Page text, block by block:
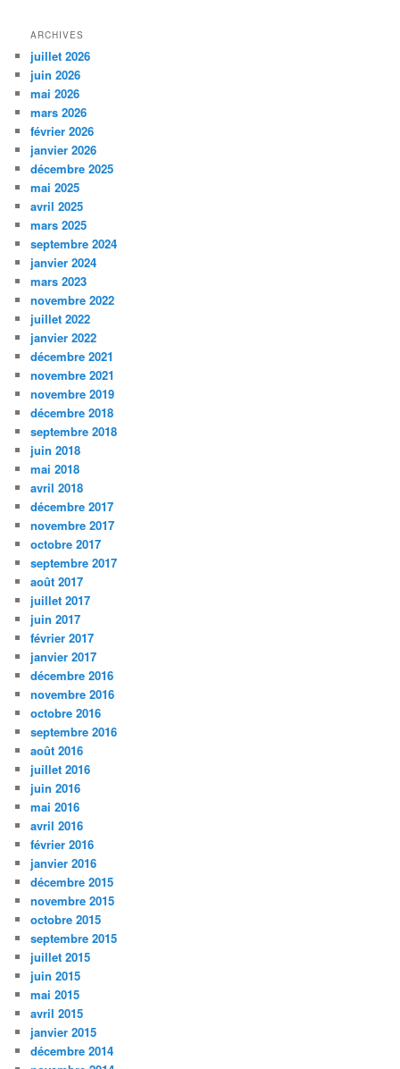
ARCHIVES
juillet 2026
juin 2026
mai 2026
mars 2026
février 2026
janvier 2026
décembre 2025
mai 2025
avril 2025
mars 2025
septembre 2024
janvier 2024
mars 2023
novembre 2022
juillet 2022
janvier 2022
décembre 2021
novembre 2021
novembre 2019
décembre 2018
septembre 2018
juin 2018
mai 2018
avril 2018
décembre 2017
novembre 2017
octobre 2017
septembre 2017
août 2017
juillet 2017
juin 2017
février 2017
janvier 2017
décembre 2016
novembre 2016
octobre 2016
septembre 2016
août 2016
juillet 2016
juin 2016
mai 2016
avril 2016
février 2016
janvier 2016
décembre 2015
novembre 2015
octobre 2015
septembre 2015
juillet 2015
juin 2015
mai 2015
avril 2015
janvier 2015
décembre 2014